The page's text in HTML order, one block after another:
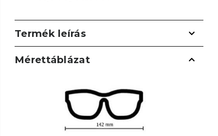
Termék leírás
Mérettáblázat